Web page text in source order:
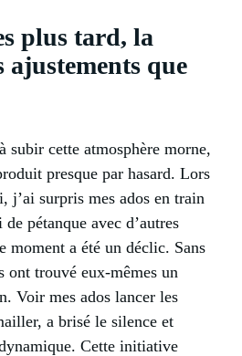
plus tard, la
ajustements que
subir cette atmosphère morne,
presque par hasard. Lors
j’ai surpris mes ados en train
pétanque avec d’autres
moment a été un déclic. Sans
ont trouvé eux-mêmes un
Voir mes ados lancer les
a brisé le silence et
Cette initiative